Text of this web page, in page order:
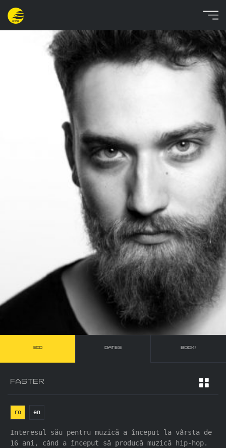
FASTER
ro en
Interesul său pentru muzică a început la vârsta de
16 ani, când a început să producă muzică hip-hop.
BIO DATES BOOK!